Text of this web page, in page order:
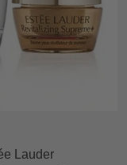
Lauder